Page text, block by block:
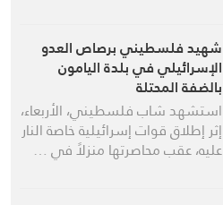
شهيد فلسطيني برصاص العدو
الإسرائيلي في بلدة اليامون
بالضفة المحتلة
استشهد شاب فلسطيني، الأربعاء،
إثر إطلاق قوات إسرائيلية خاصة النار
عليه، عقب محاصرتها منزلاً في …